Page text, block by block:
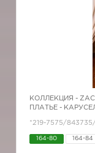
КОЛЛЕКЦИЯ -
ПЛАТЬЕ -
*219-7575/843735/1
164-80 164-84